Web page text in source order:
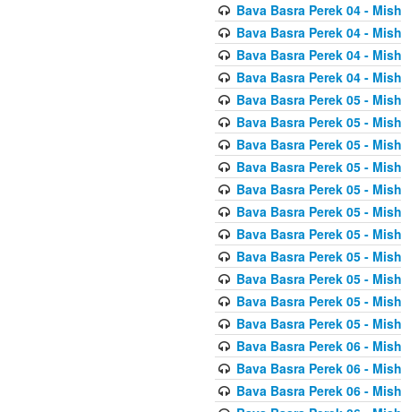
Bava Basra Perek 04 -
Bava Basra Perek 04 -
Bava Basra Perek 04 -
Bava Basra Perek 04 -
Bava Basra Perek 05 -
Bava Basra Perek 05 -
Bava Basra Perek 05 -
Bava Basra Perek 05 -
Bava Basra Perek 05 -
Bava Basra Perek 05 -
Bava Basra Perek 05 -
Bava Basra Perek 05 -
Bava Basra Perek 05 -
Bava Basra Perek 05 -
Bava Basra Perek 05 -
Bava Basra Perek 06 -
Bava Basra Perek 06 -
Bava Basra Perek 06 -